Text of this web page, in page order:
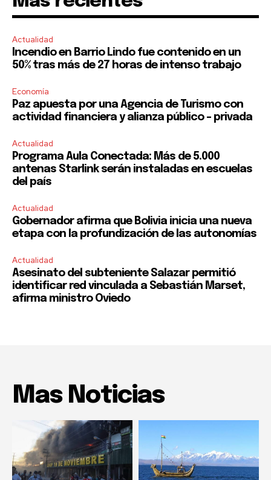
Actualidad
Incendio en Barrio Lindo fue contenido en un
50% tras más de 27 horas de intenso trabajo
Economía
Paz apuesta por una Agencia de Turismo con
actividad financiera y alianza público – privada
Actualidad
Programa Aula Conectada: Más de 5.000
antenas Starlink serán instaladas en escuelas
del país
Actualidad
Gobernador afirma que Bolivia inicia una nueva
etapa con la profundización de las autonomías
Actualidad
Asesinato del subteniente Salazar permitió
identificar red vinculada a Sebastián Marset,
afirma ministro Oviedo
Mas Noticias